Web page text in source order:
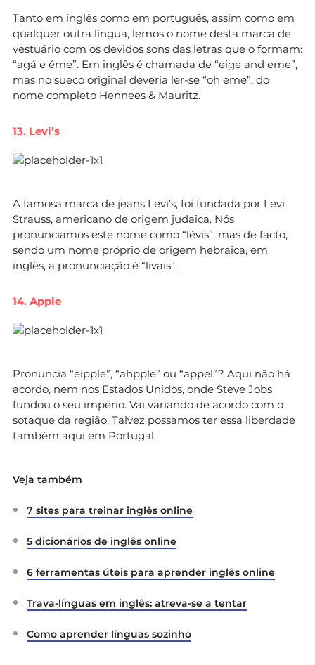
Tanto em inglês como em português, assim como em
qualquer outra língua, lemos o nome desta marca de
vestuário com os devidos sons das letras que o formam:
“agá e éme”. Em inglês é chamada de “eige and eme”,
mas no sueco original deveria ler-se “oh eme”, do
nome completo Hennees & Mauritz.
13. Levi’s
A famosa marca de jeans Levi’s, foi fundada por Levi
Strauss, americano de origem judaica. Nós
pronunciamos este nome como “lévis”, mas de facto,
sendo um nome próprio de origem hebraica, em
inglês, a pronunciação é “livais”.
14. Apple
Pronuncia “eipple”, “ahpple” ou “appel”? Aqui não há
acordo, nem nos Estados Unidos, onde Steve Jobs
fundou o seu império. Vai variando de acordo com o
sotaque da região. Talvez possamos ter essa liberdade
também aqui em Portugal.
Veja também
7 sites para treinar inglês online
5 dicionários de inglês online
6 ferramentas úteis para aprender inglês online
Trava-línguas em inglês: atreva-se a tentar
Como aprender línguas sozinho